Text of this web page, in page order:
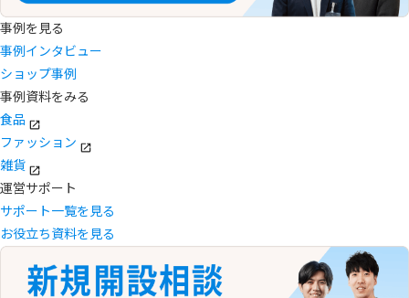
事例を見る
事例インタビュー
ショップ事例
事例資料をみる
食品
ファッション
雑貨
運営サポート
サポート一覧を見る
お役立ち資料を見る